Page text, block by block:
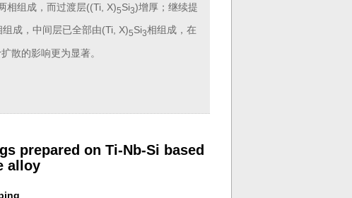
相组成，而过渡层((Ti, X)5Si3)增厚；继续提
组成，中间层已全部由(Ti, X)5Si3相组成，在
散的影响更为显著。
prepared on Ti-Nb-Si based
alloy